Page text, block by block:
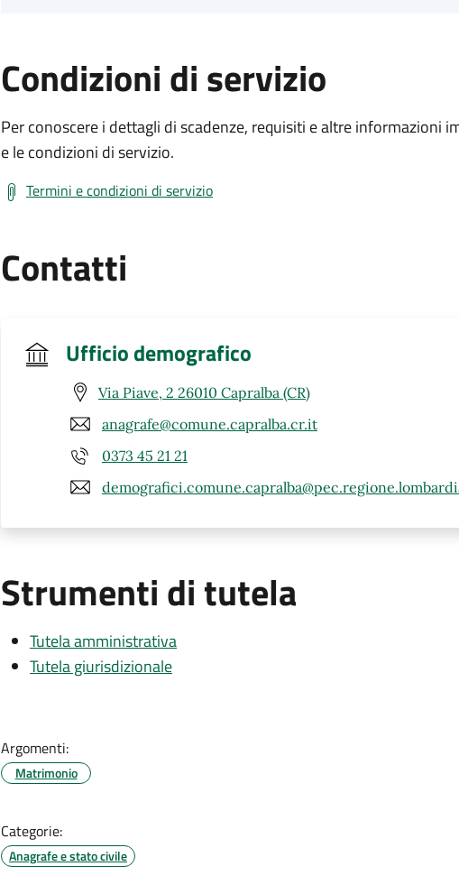
Condizioni di servizio
Per conoscere i dettagli di scadenze, requisiti e altre informazioni
e le condizioni di servizio.
Termini e condizioni di servizio
Contatti
Ufficio demografico
Via Piave, 2 26010 Capralba (CR)
anagrafe@comune.capralba.cr.it
0373 45 21 21
Strumenti di tutela
Tutela amministrativa
Tutela giurisdizionale
Argomenti:
Matrimonio
Categorie:
Anagrafe e stato civile